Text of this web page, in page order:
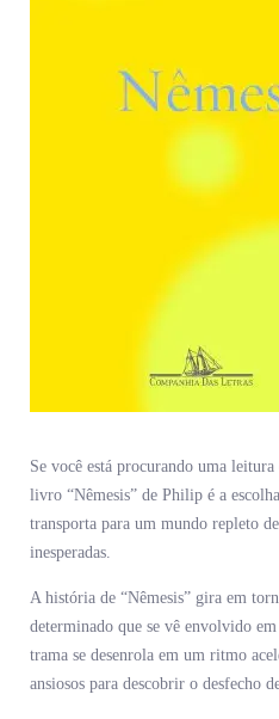
Se você está procurando uma
livro “Nêmesis” de Philip é a
transporta para um mundo repleto
inesperadas.
A história de “Nêmesis” gira em
determinado que se vê envolvido
trama se desenrola em um ritmo
ansiosos para descobrir o desfecho